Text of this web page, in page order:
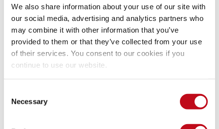
We also share information about your use of our site with
our social media, advertising and analytics partners who
may combine it with other information that you’ve
provided to them or that they’ve collected from your use
of their services. You consent to our cookies if you
continue to use our website.
Selection
Necessary
de autorização suspeito pode ser protegido por verificações
no backend que não são óbvias a partir da primeira função
O scanner ajuda os pesquisadores a decidir para
onde olhar, enquanto eles decidem o que as evidências
provam
A remoção de duplicatas é, com frequência, outra tarefa
vários arquivos, coletores, rotas de chamadas ou variantes